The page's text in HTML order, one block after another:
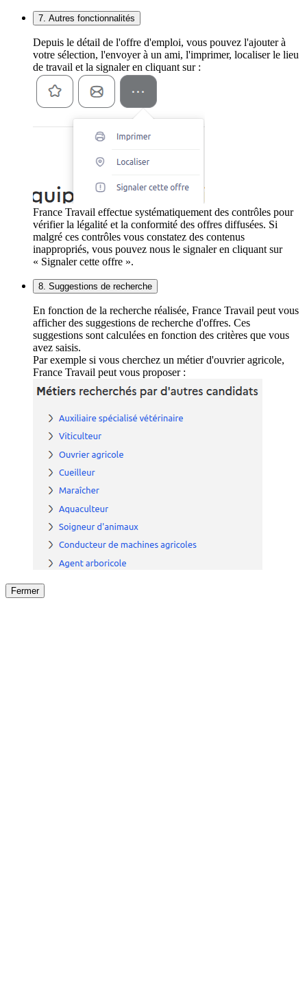
7. Autres fonctionnalités
Depuis le détail de l'offre d'emploi, vous pouvez l'ajouter à
votre sélection, l'envoyer à un ami, l'imprimer, localiser le lieu
de travail et la signaler en cliquant sur :
France Travail effectue systématiquement des contrôles pour
vérifier la légalité et la conformité des offres diffusées. Si
malgré ces contrôles vous constatez des contenus
inappropriés, vous pouvez nous le signaler en cliquant sur
« Signaler cette offre ».
8. Suggestions de recherche
En fonction de la recherche réalisée, France Travail peut vous
afficher des suggestions de recherche d'offres. Ces
suggestions sont calculées en fonction des critères que vous
avez saisis.
Par exemple si vous cherchez un métier d'ouvrier agricole,
France Travail peut vous proposer :
Fermer